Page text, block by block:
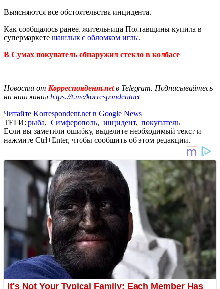
Выясняются все обстоятельства инцидента.
Как сообщалось ранее, жительница Полтавщины купила в
супермаркете шашлык с обломком иглы.
В Сумах покупатель обнаружил стекло в колбасе
Новости от Корреспондент.netв Telegram. Подписывайтесь
на наш канал https://t.me/korrespondentnet
Читайте Korrespondent.net в Google News
ТЕГИ: рыба, Симферополь, инцидент, покупатель
Если вы заметили ошибку, выделите необходимый текст и
нажмите Ctrl+Enter, чтобы сообщить об этом редакции.